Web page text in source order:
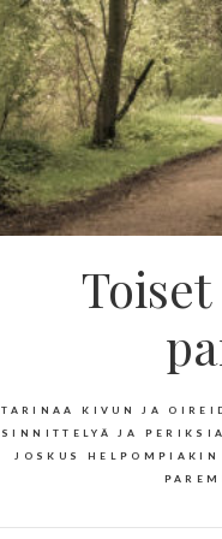
TARINAA KIVUN JA
SINNITTELYÄ JA
JOSKUS